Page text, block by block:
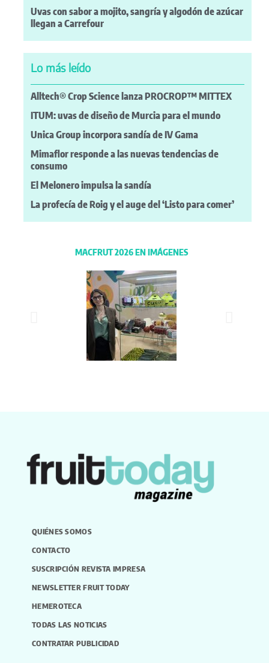
Uvas con sabor a mojito, sangría y algodón de azúcar
llegan a Carrefour
Lo más leído
Alltech® Crop Science lanza PROCROP™ MITTEX
ITUM: uvas de diseño de Murcia para el mundo
Unica Group incorpora sandía de IV Gama
Mimaflor responde a las nuevas tendencias de
consumo
El Melonero impulsa la sandía
La profecía de Roig y el auge del ‘Listo para comer’
MACFRUT 2026 EN IMÁGENES
QUIÉNES SOMOS
CONTACTO
SUSCRIPCIÓN REVISTA IMPRESA
NEWSLETTER FRUIT TODAY
HEMEROTECA
TODAS LAS NOTICIAS
CONTRATAR PUBLICIDAD